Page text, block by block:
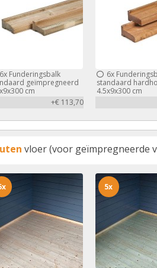
6x Funderingsbalk
geïmpregneerd
cm
+€ 113,70
6x
standaard
4.5x9x300 cm
vloer (voor geïmpregneerde
5x